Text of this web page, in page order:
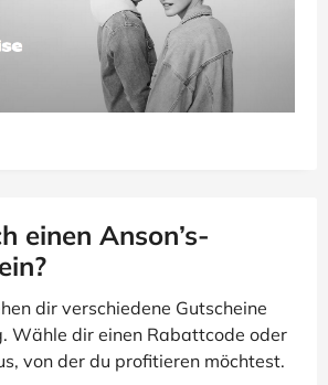
einen Anson’s-
dir verschiedene Gutscheine
Wähle dir einen Rabattcode oder
von der du profitieren möchtest.